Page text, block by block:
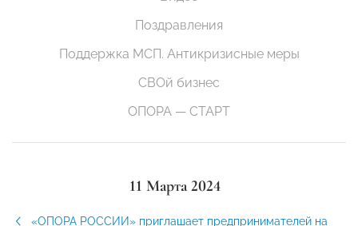
Поздравления
Поддержка МСП. Антикризисные меры
СВОй бизнес
ОПОРА — СТАРТ
11 Марта 2024
«ОПОРА РОССИИ» приглашает предпринимателей на